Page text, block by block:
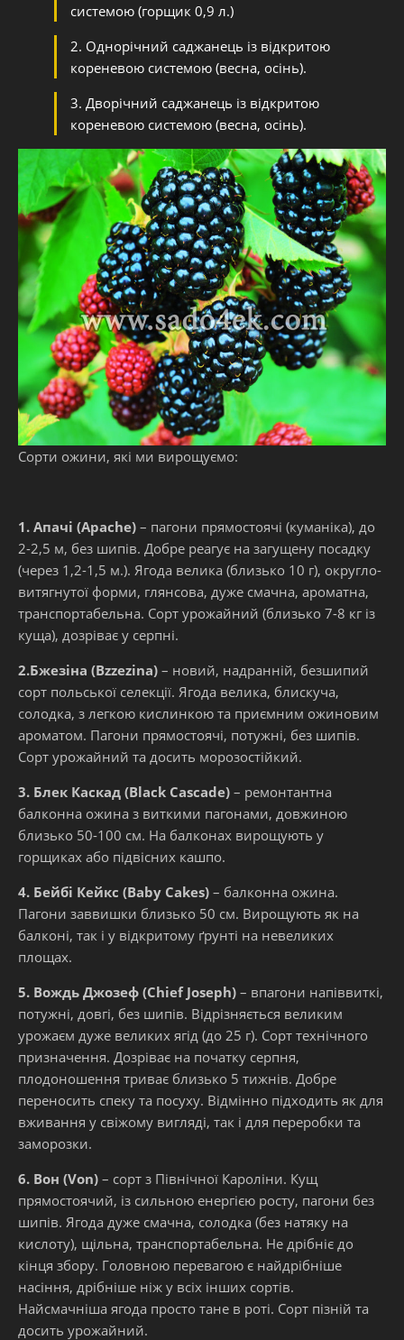
системою (горщик 0,9 л.)
2. Однорічний саджанець із відкритою
кореневою системою (весна, осінь).
3. Дворічний саджанець із відкритою
кореневою системою (весна, осінь).
Сорти ожини, які ми вирощуємо:
1. Апачі (Apache) – пагони прямостоячі (куманіка), до
2-2,5 м, без шипів. Добре реагує на загущену посадку
(через 1,2-1,5 м.). Ягода велика (близько 10 г), округло-
витягнутої форми, глянсова, дуже смачна, ароматна,
транспортабельна. Сорт урожайний (близько 7-8 кг із
куща), дозріває у серпні.
2.Бжезіна (Bzzezina) – новий, надранній, безшипий
сорт польської селекції. Ягода велика, блискуча,
солодка, з легкою кислинкою та приємним ожиновим
ароматом. Пагони прямостоячі, потужні, без шипів.
Сорт урожайний та досить морозостійкий.
3. Блек Каскад (Black Cascade) – ремонтантна
балконна ожина з виткими пагонами, довжиною
близько 50-100 см. На балконах вирощують у
горщиках або підвісних кашпо.
4. Бейбі Кейкc (Baby Cakes) – балконна ожина.
Пагони заввишки близько 50 см. Вирощують як на
балконі, так і у відкритому ґрунті на невеликих
площах.
5. Вождь Джозеф (Chief Joseph) – впагони напіввиткі,
потужні, довгі, без шипів. Відрізняється великим
урожаєм дуже великих ягід (до 25 г). Сорт технічного
призначення. Дозріває на початку серпня,
плодоношення триває близько 5 тижнів. Добре
переносить спеку та посуху. Відмінно підходить як для
вживання у свіжому вигляді, так і для переробки та
заморозки.
6. Вон (Von) – сорт з Північної Кароліни. Кущ
прямостоячий, із сильною енергією росту, пагони без
шипів. Ягода дуже смачна, солодка (без натяку на
кислоту), щільна, транспортабельна. Не дрібніє до
кінця збору. Головною перевагою є найдрібніше
насіння, дрібніше ніж у всіх інших сортів.
Найсмачніша ягода просто тане в роті. Сорт пізній та
досить урожайний.